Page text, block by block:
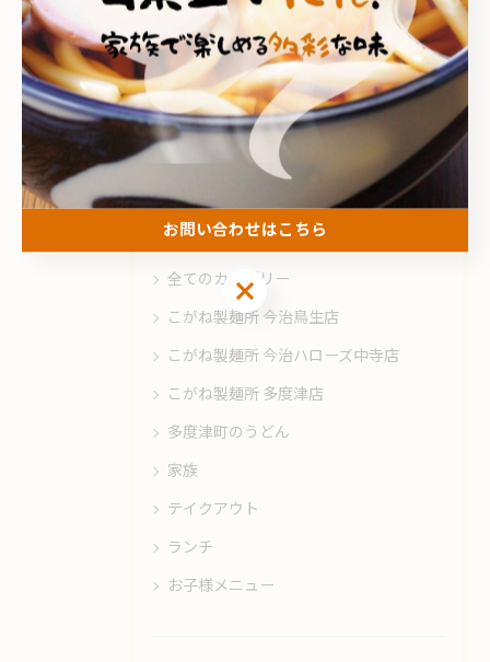
#安価 #高評価 #ランチ
#おしゃれ
#今治市
#天ぷら #温玉ぶっかけ
カテゴリー Categories
全てのカテゴリー
こがね製麺所 今治鳥生店
こがね製麺所 今治ハローズ中寺店
こがね製麺所 多度津店
多度津町のうどん
家族
テイクアウト
ランチ
お子様メニュー
お問い合わせはこちら
お問い合わせはこちら